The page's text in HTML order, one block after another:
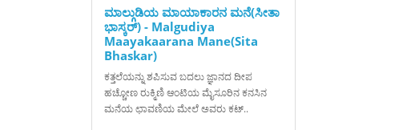
ಮಾಲ್ಗುಡಿಯ ಮಾಯಾಕಾರನ ಮನೆ(ಸೀತಾ
ಭಾಸ್ಕರ್) - Malgudiya
Maayakaarana Mane(Sita
Bhaskar)
ಕತ್ತಲೆಯನ್ನು ಶಪಿಸುವ ಬದಲು ಜ್ಞಾನದ ದೀಪ
ಹಚ್ಚೋಣ ರುಕ್ಮಿಣಿ ಆಂಟಿಯ ಮೈಸೂರಿನ ಕನಸಿನ
ಮನೆಯ ಛಾವಣಿಯ ಮೇಲೆ ಅವರು ಕಟ್..